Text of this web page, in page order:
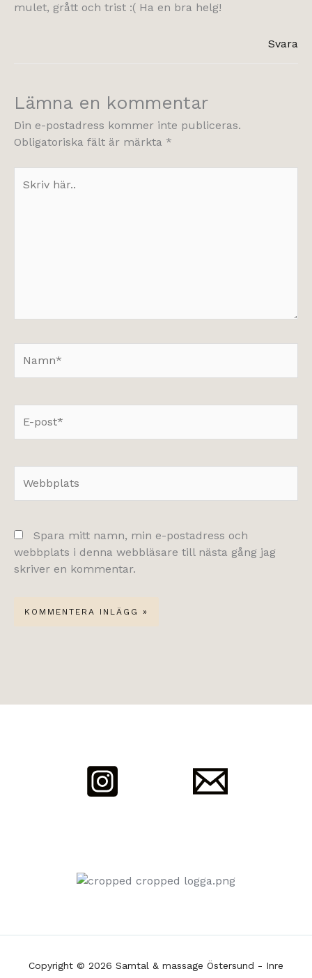
mulet, grått och trist :( Ha en bra helg!
Svara
Lämna en kommentar
Din e-postadress kommer inte publiceras.
Obligatoriska fält är märkta *
här..
post*
Spara mitt namn, min e-postadress och
webbplats i denna webbläsare till nästa gång jag
skriver en kommentar.
Copyright © 2026 Samtal & massage Östersund - Inre